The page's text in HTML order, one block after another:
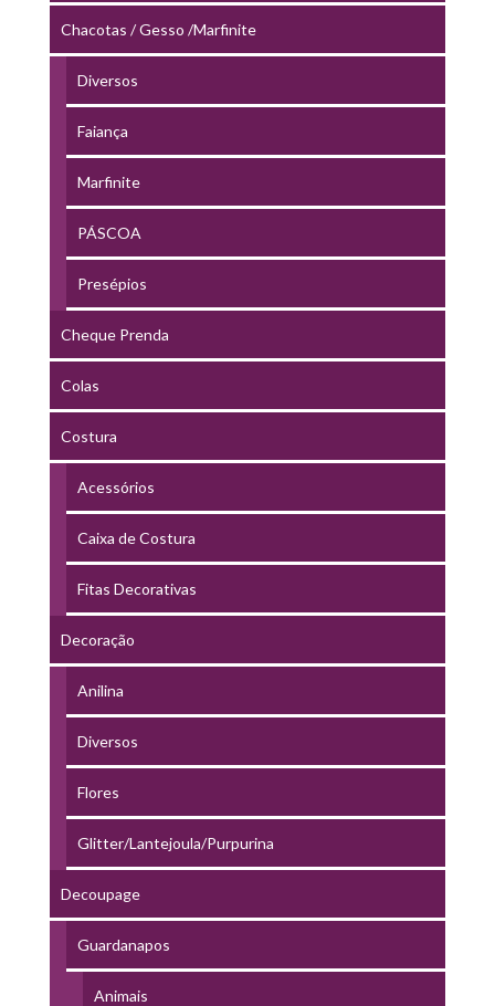
Chacotas / Gesso /Marfinite
Diversos
Faiança
Marfinite
PÁSCOA
Presépios
Cheque Prenda
Colas
Costura
Acessórios
Caixa de Costura
Fitas Decorativas
Decoração
Anilina
Diversos
Flores
Glitter/Lantejoula/Purpurina
Decoupage
Guardanapos
Animais